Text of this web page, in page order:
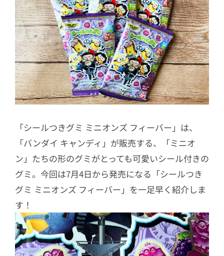
「シールつきグミ ミニオンズ フィーバー」は、
「バンダイ キャンディ」が販売する、「ミニオ
ン」たちの形のグミがとっても可愛いシール付きの
グミ。今回は7月4日から発売になる「シールつき
グミ ミニオンズ フィーバー」を一足早く紹介しま
す！